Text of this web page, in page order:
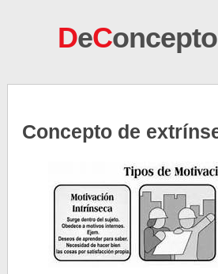
DeC
Concepto de